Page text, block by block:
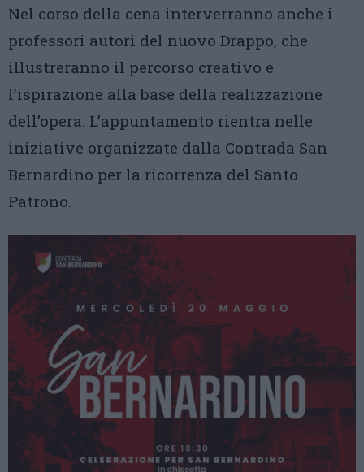
Nel corso della cena interverranno anche i
professori autori del nuovo Drappo, che
illustreranno il percorso creativo e
l’ispirazione alla base della realizzazione
dell’opera. L’appuntamento rientra nelle
iniziative organizzate dalla Contrada San
Bernardino per la ricorrenza del Santo
Patrono.